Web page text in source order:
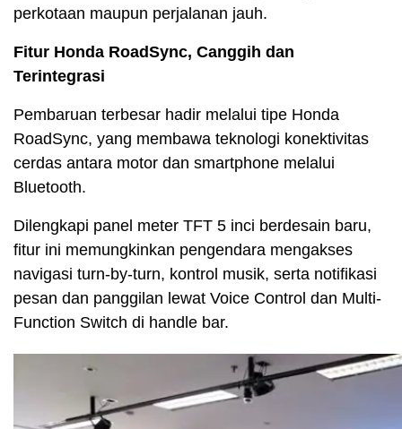
perkotaan maupun perjalanan jauh.
Fitur Honda RoadSync, Canggih dan
Terintegrasi
Pembaruan terbesar hadir melalui tipe Honda
RoadSync, yang membawa teknologi konektivitas
cerdas antara motor dan smartphone melalui
Bluetooth.
Dilengkapi panel meter TFT 5 inci berdesain baru,
fitur ini memungkinkan pengendara mengakses
navigasi turn-by-turn, kontrol musik, serta notifikasi
pesan dan panggilan lewat Voice Control dan Multi-
Function Switch di handle bar.